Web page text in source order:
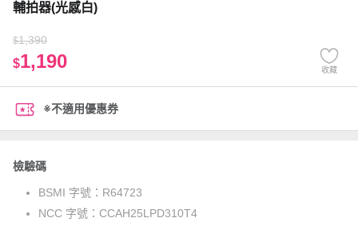
輔拍器(光感白)
$1,390
$1,190 收藏
※不適用優惠券
檢驗碼
BSMI 字號： R64723
NCC 字號： CCAH25LPD310T4